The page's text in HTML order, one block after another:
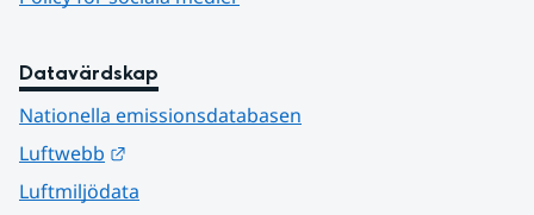
Datavärdskap
Nationella emissionsdatabasen
Luftwebb
Luftmiljödata